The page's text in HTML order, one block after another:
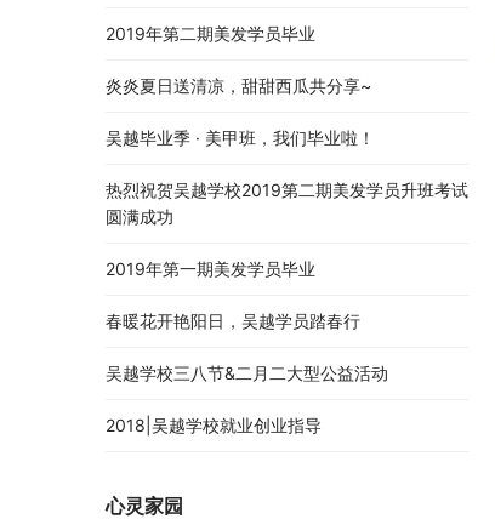
2019年第二期美发学员毕业
炎炎夏日送清凉，甜甜西瓜共分享~
吴越毕业季 · 美甲班，我们毕业啦！
热烈祝贺吴越学校2019第二期美发学员升班考试
圆满成功
2019年第一期美发学员毕业
春暖花开艳阳日，吴越学员踏春行
吴越学校三八节&二月二大型公益活动
2018|吴越学校就业创业指导
心灵家园